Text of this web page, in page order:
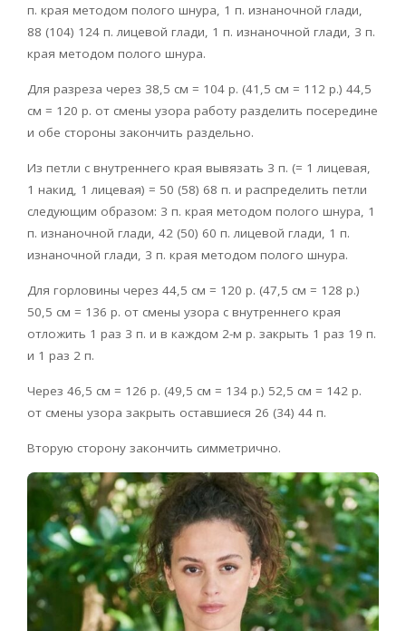
п. края методом полого шнура, 1 п. изнаночной глади,
88 (104) 124 п. лицевой глади, 1 п. изнаночной глади, 3 п.
края методом полого шнура.
Для разреза через 38,5 см = 104 р. (41,5 см = 112 р.) 44,5
см = 120 р. от смены узора работу разделить посередине
и обе стороны закончить раздельно.
Из петли с внутреннего края вывязать 3 п. (= 1 лицевая,
1 накид, 1 лицевая) = 50 (58) 68 п. и распределить петли
следующим образом: 3 п. края методом полого шнура, 1
п. изнаночной глади, 42 (50) 60 п. лицевой глади, 1 п.
изнаночной глади, 3 п. края методом полого шнура.
Для горловины через 44,5 см = 120 р. (47,5 см = 128 р.)
50,5 см = 136 р. от смены узора с внутреннего края
отложить 1 раз 3 п. и в каждом 2-м р. закрыть 1 раз 19 п.
и 1 раз 2 п.
Через 46,5 см = 126 р. (49,5 см = 134 р.) 52,5 см = 142 р.
от смены узора закрыть оставшиеся 26 (34) 44 п.
Вторую сторону закончить симметрично.